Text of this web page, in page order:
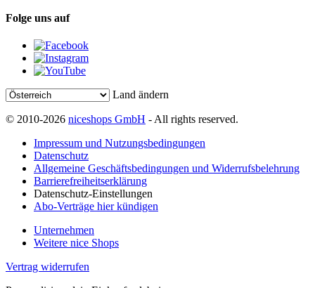
Folge uns auf
Land ändern
© 2010-2026 niceshops GmbH - All rights reserved.
Impressum und Nutzungsbedingungen
Datenschutz
Allgemeine Geschäftsbedingungen und Widerrufsbelehrung
Barrierefreiheitserklärung
Datenschutz-Einstellungen
Abo-Verträge hier kündigen
Unternehmen
Weitere nice Shops
Vertrag widerrufen